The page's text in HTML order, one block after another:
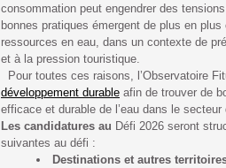
consommation peut engendrer des
bonnes pratiques émergent de plus en
ressources en eau, dans un contexte de
et à la pression touristique.
Pour toutes ces raisons, l’Observatoire
développement durable afin de trouver de
efficace et durable de l’eau dans le secteur
Les candidatures au Défi 2026 seront
suivantes au défi :
Destinations et autres